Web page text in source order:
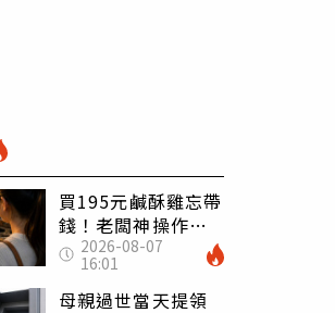
買195元鹹酥雞忘帶
錢！老闆神操作
「倒找5元」 全網
看哭：這就是台灣
2026-08-07
16:01
母親過世當天提領